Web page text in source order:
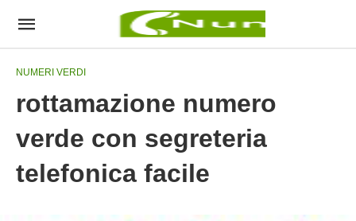
NUMERI VERDI
rottamazione numero
verde con segreteria
telefonica facile